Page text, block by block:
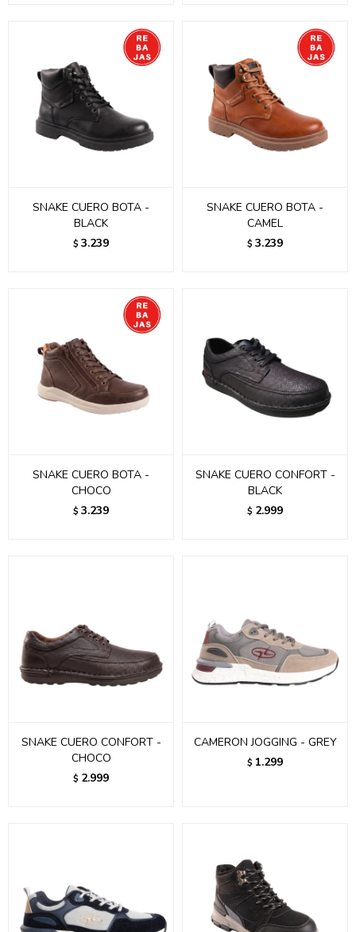
SNAKE CUERO BOTA -
BLACK
$ 3.239
SNAKE CUERO BOTA -
CAMEL
$ 3.239
SNAKE CUERO BOTA -
CHOCO
$ 3.239
SNAKE CUERO CONFORT -
BLACK
$ 2.999
SNAKE CUERO CONFORT -
CHOCO
$ 2.999
CAMERON JOGGING - GREY
$ 1.299